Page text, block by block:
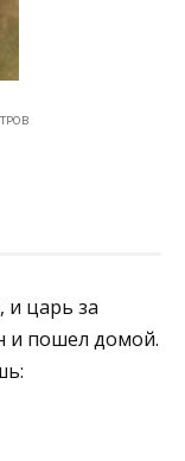
и царь за
и пошел домой.